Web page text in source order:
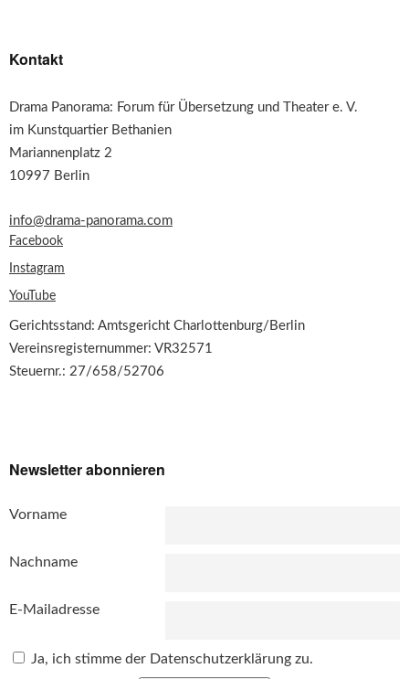
Kontakt
Drama Panorama: Forum für Übersetzung und Theater e. V.
im Kunstquartier Bethanien
Mariannenplatz 2
10997 Berlin
info@drama-panorama.com
Facebook
Instagram
YouTube
Gerichtsstand: Amtsgericht Charlottenburg/Berlin
Vereinsregisternummer: VR32571
Steuernr.: 27/658/52706
Newsletter abonnieren
Vorname
Nachname
E-Mailadresse
Ja, ich stimme der Datenschutzerklärung zu.